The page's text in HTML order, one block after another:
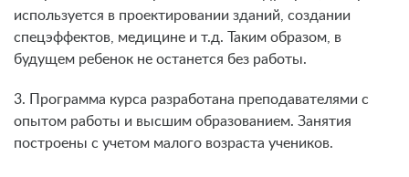
используется в проектировании зданий, создании
спецэффектов, медицине и т.д. Таким образом, в
будущем ребенок не останется без работы.
3. Программа курса разработана преподавателями с
опытом работы и высшим образованием. Занятия
построены с учетом малого возраста учеников.